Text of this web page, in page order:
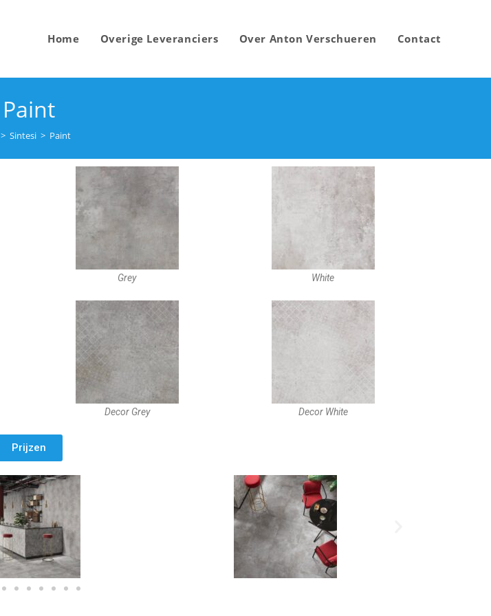
Home Overige Leveranciers Over Anton Verschueren Contact
Paint
> Sintesi > Paint
Grey White
Decor Grey Decor White
Prijzen